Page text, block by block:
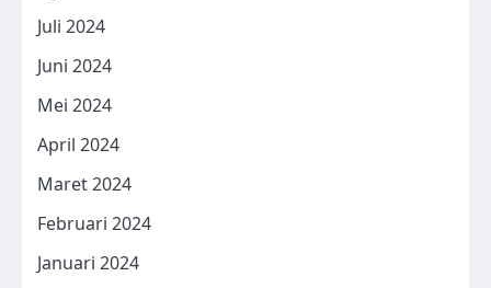
Juli 2024
Juni 2024
Mei 2024
April 2024
Maret 2024
Februari 2024
Januari 2024